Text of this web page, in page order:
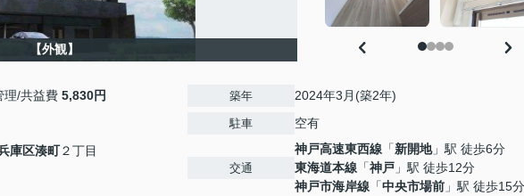
【外観】
/共益費 5,830円
庫区湊町２丁目
築年 2024年3月(築2年)
駐車 空有
交通
神戸高速東西線 「新開地」駅 徒歩6分
東海道本線 「神戸 」駅 徒歩12分
神戸市海岸線 「中央市場前 」駅 徒歩15分